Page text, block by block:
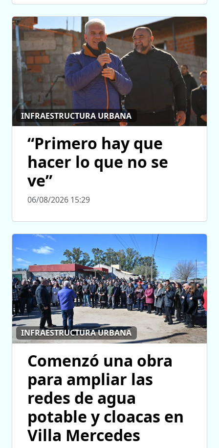
INFRAESTRUCTURA URBANA
“Primero hay que
hacer lo que no se
ve”
06/08/2026 15:29
INFRAESTRUCTURA URBANA
Comenzó una obra
para ampliar las
redes de agua
potable y cloacas en
Villa Mercedes